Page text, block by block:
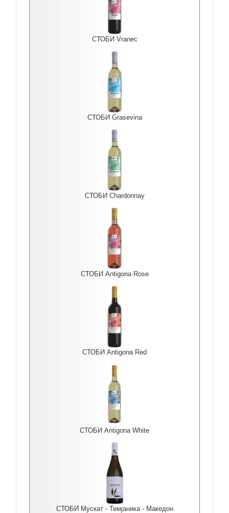
СТОБИ Vranec
СТОБИ Grasevina
СТОБИ Chardonnay
СТОБИ Antigona Rоse
СТОБИ Antigona Red
СТОБИ Antigona White
СТОБИ Мускат - Темјаника - Македон